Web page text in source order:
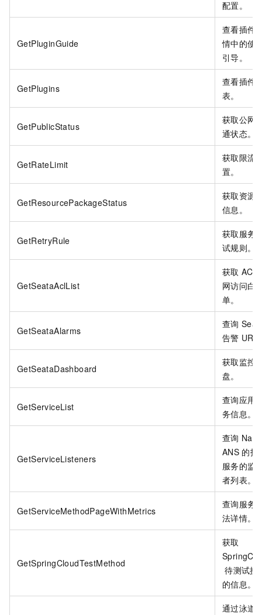
配置。
GetPluginGuide
查看插件
情中的使
引导。
GetPlugins
查看插件
表。
GetPublicStatus
获取公网
通状态。
GetRateLimit
获取限流
置。
GetResourcePackageStatus
获取资源
信息。
GetRetryRule
获取服务
试规则。
GetSeataAclList
获取 ACL
网访问白
单。
GetSeataAlarms
查询
告警 URL
GetSeataDashboard
获取监控
盘。
GetServiceList
查询应用
务信息。
GetServiceListeners
查询
ANS 的指
服务的监
者列表。
GetServiceMethodPageWithMetrics
查询服务
法详情。
GetSpringCloudTestMethod
获取
待测试接
的信息。
通过泳道